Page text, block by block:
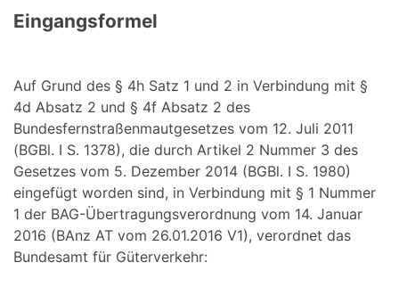
Eingangsformel
Auf Grund des § 4h Satz 1 und 2 in Verbindung mit §
4d Absatz 2 und § 4f Absatz 2 des
Bundesfernstraßenmautgesetzes vom 12. Juli 2011
(BGBl. I S. 1378), die durch Artikel 2 Nummer 3 des
Gesetzes vom 5. Dezember 2014 (BGBl. I S. 1980)
eingefügt worden sind, in Verbindung mit § 1 Nummer
1 der BAG-Übertragungsverordnung vom 14. Januar
2016 (BAnz AT vom 26.01.2016 V1), verordnet das
Bundesamt für Güterverkehr: